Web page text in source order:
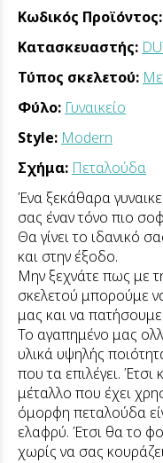
Κωδικός Προϊόντος:
Κατασκευαστής:
Τύπος σκελετού:
Φύλο: Γυναικείο
Style: Modern
Σχήμα: Πεταλούδα
Ένα ξεκάθαρα
σας έναν τόνο πιο
Θα γίνει το ιδανικό
και στην έξοδο.
Μην ξεχνάτε πως με
σκελετού μπορούμε
μας και να
Το αγαπημένο μας
υλικά υψηλής
που τα επιλέγει.
μέταλλο που έχει
όμορφη πεταλούδα
ελαφρύ. Έτσι θα το
χωρίς να σας